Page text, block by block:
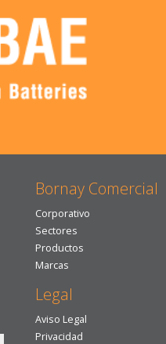
Bornay Comercial
Corporativo
Sectores
Productos
Marcas
Legal
Aviso Legal
Privacidad